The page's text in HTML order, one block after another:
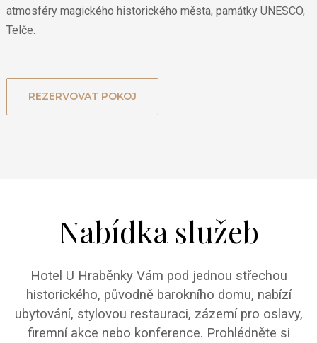
atmosféry magického historického města, památky UNESCO,
Telče.
REZERVOVAT POKOJ
Nabídka služeb
Hotel U Hraběnky Vám pod jednou střechou
historického, původně barokního domu, nabízí
ubytování, stylovou restauraci, zázemí pro oslavy,
firemní akce nebo konference. Prohlédněte si